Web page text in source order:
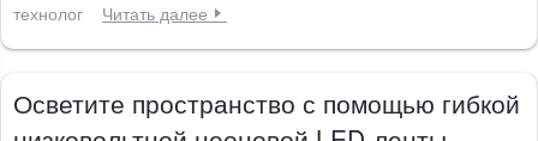
технолог
Читать далее
Осветите пространство с помощью гибкой